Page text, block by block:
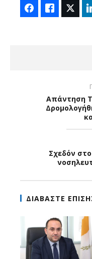
FacebookLike
Απάντηση
Σχεδόν
ΔΙΑΒΑΣΤΕ